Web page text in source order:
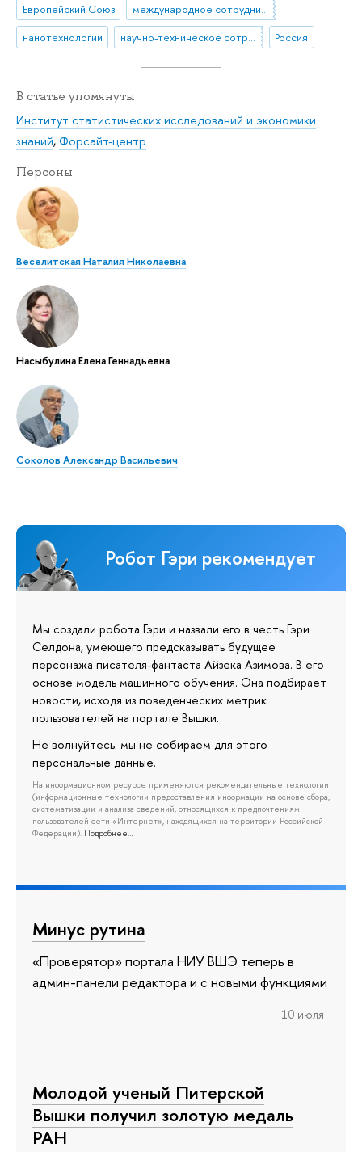
Европейский Союз
международное сотрудничество
нанотехнологии
научно-техническое сотрудничество Россия
В статье упомянуты
Институт статистических исследований и экономики
знаний,Форсайт-центр
Персоны
Веселитская Наталия Николаевна
Насыбулина Елена Геннадьевна
Соколов Александр Васильевич
Робот Гэри рекомендует
Мы создали робота Гэри и назвали его в честь Гэри
Селдона, умеющего предсказывать будущее
персонажа писателя-фантаста Айзека Азимова. В его
основе модель машинного обучения. Она подбирает
новости, исходя из поведенческих метрик
пользователей на портале Вышки.
Не волнуйтесь: мы не собираем для этого
персональные данные.
На информационном ресурсе применяются рекомендательные технологии
(информационные технологии предоставления информации на основе сбора,
систематизации и анализа сведений, относящихся к предпочтениям
пользователей сети «Интернет», находящихся на территории Российской
Федерации). Подробнее…
Минус рутина
«Проверятор» портала НИУ ВШЭ теперь в
админ-панели редактора и с новыми функциями
10 июля
Молодой ученый Питерской
Вышки получил золотую медаль
РАН